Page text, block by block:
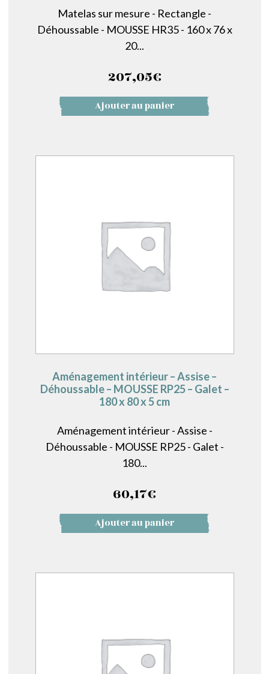
Matelas sur mesure - Rectangle -
Déhoussable - MOUSSE HR35 - 160 x 76 x
20...
207,05€
Ajouter au panier
Aménagement intérieur – Assise –
Déhoussable – MOUSSE RP25 – Galet –
180 x 80 x 5 cm
Aménagement intérieur - Assise -
Déhoussable - MOUSSE RP25 - Galet -
180...
60,17€
Ajouter au panier